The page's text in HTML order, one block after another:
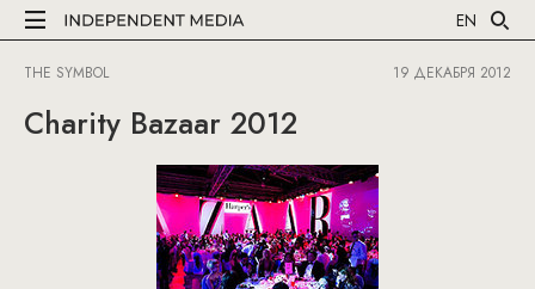
EN
THE SYMBOL 19 ДЕКАБРЯ 2012
Charity Bazaar 2012